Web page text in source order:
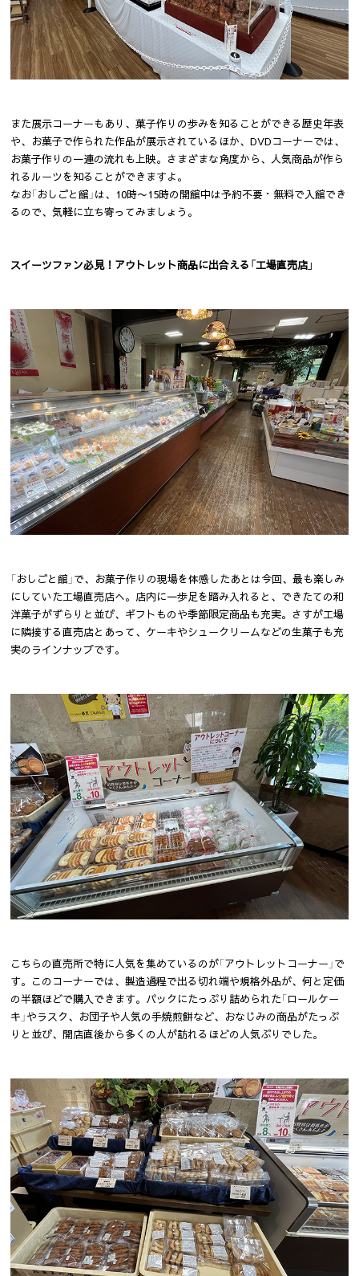
また展示コーナーもあり、菓子作りの歩みを知ることができる歴史年表
や、お菓子で作られた作品が展示されているほか、DVDコーナーでは、
お菓子作りの一連の流れも上映。さまざまな角度から、人気商品が作ら
れるルーツを知ることができますよ。
なお「おしごと館」は、10時〜15時の開館中は予約不要・無料で入館でき
るので、気軽に立ち寄ってみましょう。
スイーツファン必見！アウトレット商品に出合える「工場直売店」
「おしごと館」で、お菓子作りの現場を体感したあとは今回、最も楽しみ
にしていた工場直売店へ。店内に一歩足を踏み入れると、できたての和
洋菓子がずらりと並び、ギフトものや季節限定商品も充実。さすが工場
に隣接する直売店とあって、ケーキやシュークリームなどの生菓子も充
実のラインナップです。
こちらの直売所で特に人気を集めているのが「アウトレットコーナー」で
す。このコーナーでは、製造過程で出る切れ端や規格外品が、何と定価
の半額ほどで購入できます。パックにたっぷり詰められた「ロールケー
キ」やラスク、お団子や人気の手焼煎餅など、おなじみの商品がたっぷ
りと並び、開店直後から多くの人が訪れるほどの人気ぶりでした。